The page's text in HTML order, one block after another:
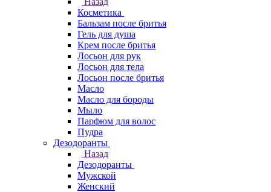
Косметика
Бальзам после бритья
Гель для душа
Крем после бритья
Лосьон для рук
Лосьон для тела
Лосьон после бритья
Масло
Масло для бороды
Мыло
Парфюм для волос
Пудра
Дезодоранты
Назад
Дезодоранты
Мужской
Женский